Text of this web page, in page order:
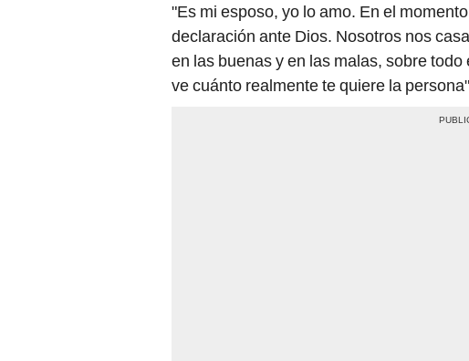
"Es mi esposo, yo lo amo. En el
declaración ante Dios. Nosotros nos
en las buenas y en las malas, sobre
ve cuánto realmente te quiere la